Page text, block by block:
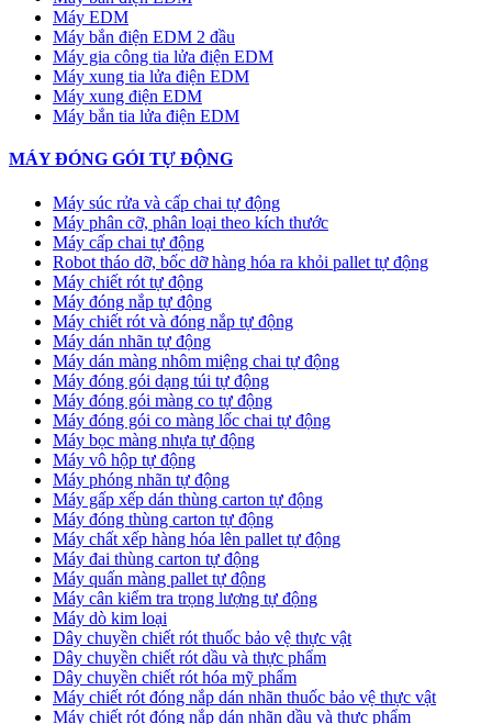
Máy EDM
Máy bắn điện EDM 2 đầu
Máy gia công tia lửa điện EDM
Máy xung tia lửa điện EDM
Máy xung điện EDM
Máy bắn tia lửa điện EDM
MÁY ĐÓNG GÓI TỰ ĐỘNG
Máy súc rửa và cấp chai tự động
Máy phân cỡ, phân loại theo kích thước
Máy cấp chai tự động
Robot tháo dỡ, bốc dỡ hàng hóa ra khỏi pallet tự động
Máy chiết rót tự động
Máy đóng nắp tự động
Máy chiết rót và đóng nắp tự động
Máy dán nhãn tự động
Máy dán màng nhôm miệng chai tự động
Máy đóng gói dạng túi tự động
Máy đóng gói màng co tự động
Máy đóng gói co màng lốc chai tự động
Máy bọc màng nhựa tự động
Máy vô hộp tự động
Máy phóng nhãn tự động
Máy gấp xếp dán thùng carton tự động
Máy đóng thùng carton tự động
Máy chất xếp hàng hóa lên pallet tự động
Máy đai thùng carton tự động
Máy quấn màng pallet tự động
Máy cân kiểm tra trọng lượng tự động
Máy dò kim loại
Dây chuyền chiết rót thuốc bảo vệ thực vật
Dây chuyền chiết rót dầu và thực phẩm
Dây chuyền chiết rót hóa mỹ phẩm
Máy chiết rót đóng nắp dán nhãn thuốc bảo vệ thực vật
Máy chiết rót đóng nắp dán nhãn dầu và thực phẩm